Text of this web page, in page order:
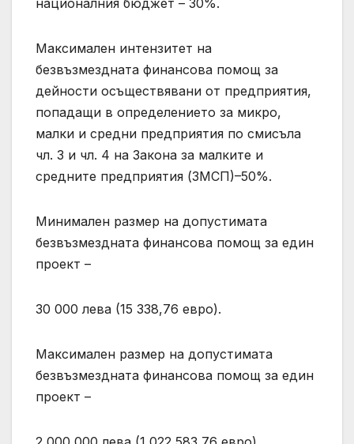
Максимален интензитет на
безвъзмездната финансова помощ за
дейности осъществявани от предприятия,
попадащи в определението за микро,
малки и средни предприятия по смисъла
чл. 3 и чл. 4 на Закона за малките и
средните предприятия (ЗМСП)–50%.
Минимален размер на допустимата
безвъзмездната финансова помощ за един
проект –
30 000 лева (15 338,76 евро).
Максимален размер на допустимата
безвъзмездната финансова помощ за един
проект –